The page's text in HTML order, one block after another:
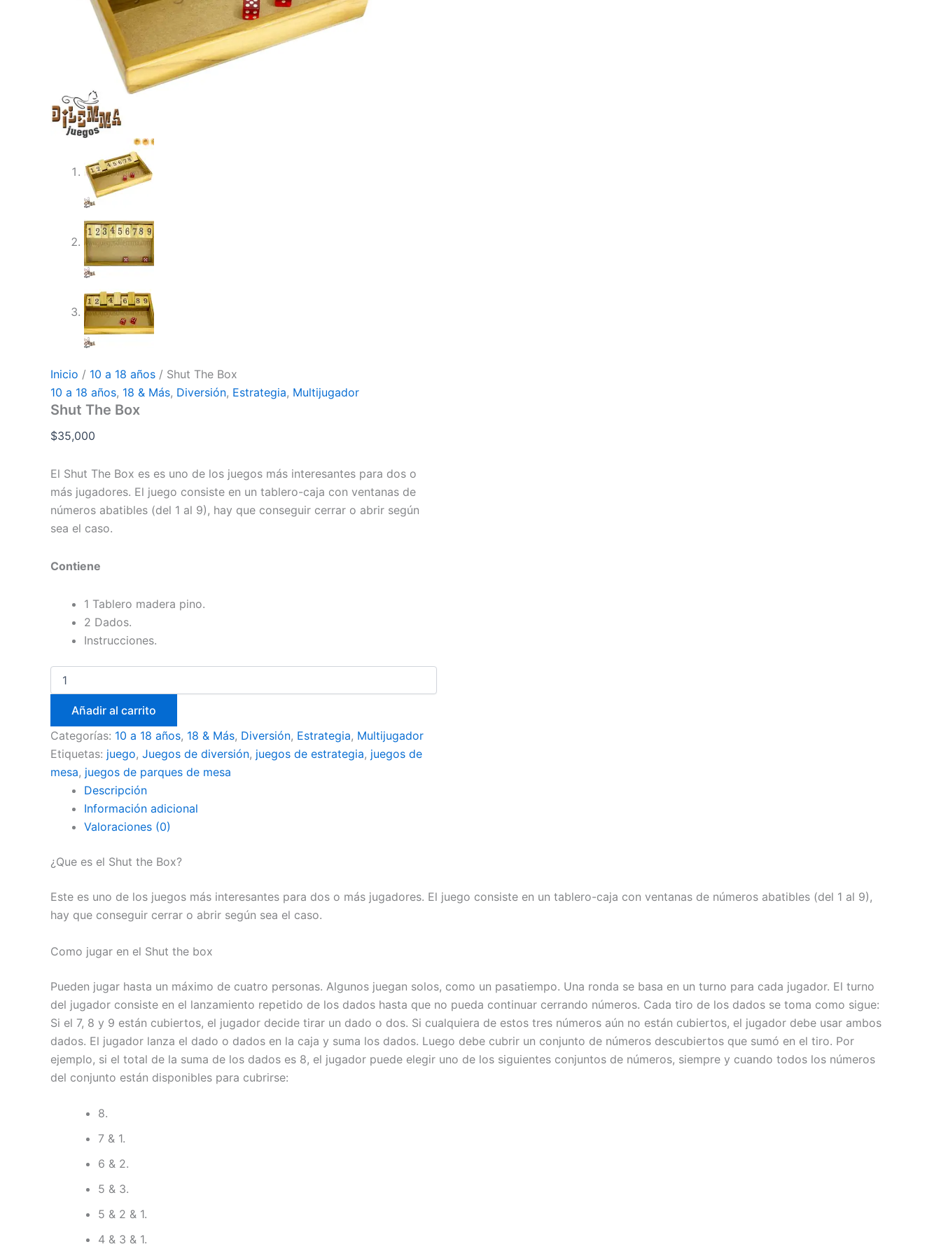
Inicio / 10 a 18 años / Shut The Box
10 a 18 años, 18 & Más, Diversión, Estrategia, Multijugador
Shut The Box
$35,000
El Shut The Box es es uno de los juegos más interesantes para dos o
más jugadores. El juego consiste en un tablero-caja con ventanas de
números abatibles (del 1 al 9), hay que conseguir cerrar o abrir según
sea el caso.
Contiene
1 Tablero madera pino.
2 Dados.
Instrucciones.
Añadir al carrito
Categorías: 10 a 18 años, 18 & Más, Diversión, Estrategia, Multijugador
Etiquetas: juego, Juegos de diversión, juegos de estrategia, juegos de
mesa, juegos de parques de mesa
Descripción
Información adicional
Valoraciones (0)
¿Que es el Shut the Box?
Este es uno de los juegos más interesantes para dos o más jugadores. El juego consiste en un tablero-caja con ventanas de números abatibles (del 1 al 9),
hay que conseguir cerrar o abrir según sea el caso.
Como jugar en el Shut the box
Pueden jugar hasta un máximo de cuatro personas. Algunos juegan solos, como un pasatiempo. Una ronda se basa en un turno para cada jugador. El turno
del jugador consiste en el lanzamiento repetido de los dados hasta que no pueda continuar cerrando números. Cada tiro de los dados se toma como sigue:
Si el 7, 8 y 9 están cubiertos, el jugador decide tirar un dado o dos. Si cualquiera de estos tres números aún no están cubiertos, el jugador debe usar ambos
dados. El jugador lanza el dado o dados en la caja y suma los dados. Luego debe cubrir un conjunto de números descubiertos que sumó en el tiro. Por
ejemplo, si el total de la suma de los dados es 8, el jugador puede elegir uno de los siguientes conjuntos de números, siempre y cuando todos los números
del conjunto están disponibles para cubrirse:
8.
7 & 1.
6 & 2.
5 & 3.
5 & 2 & 1.
4 & 3 & 1.